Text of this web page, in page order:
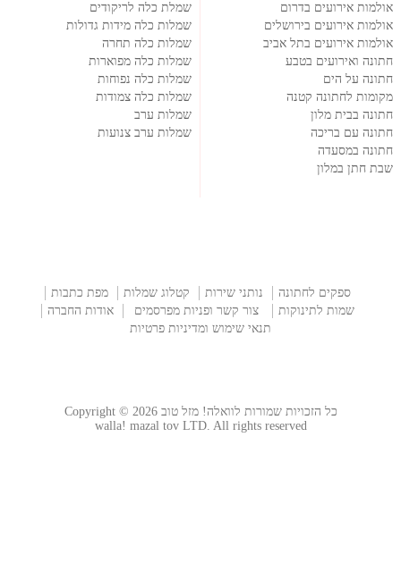
אולמות אירועים בדרום
אולמות אירועים בירושלים
אולמות אירועים בתל אביב
חתונה ואירועים בטבע
חתונה על הים
מקומות לחתונה קטנה
חתונה בבית מלון
חתונה עם בריכה
חתונה במסעדה
שבת חתן במלון
שמלת כלה לריקודים
שמלות כלה מידות גדולות
שמלות כלה תחרה
שמלות כלה מפוארות
שמלות כלה נפוחות
שמלות כלה צמודות
שמלות ערב
שמלות ערב צנועות
ספקים לחתונה נותני שירות קטלוג שמלות
מפת כתבות
שמות לתינוקות
צור קשר ופניות מפרסמים
אודות החברה
תנאי שימוש ומדיניות פרטיות
כל הזכויות שמורות לוואלה! מזל טוב Copyright © 2026
walla! mazal tov LTD. All rights reserved